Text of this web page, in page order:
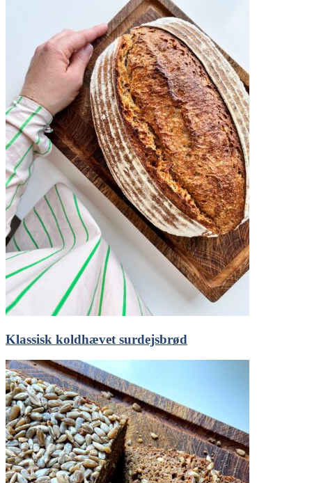
Klassisk koldhævet surdejsbrød